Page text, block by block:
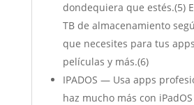
dondequiera que estés.(5)
TB de almacenamiento
que necesites para tus
películas y más.(6)
IPADOS — Usa apps
haz mucho más con